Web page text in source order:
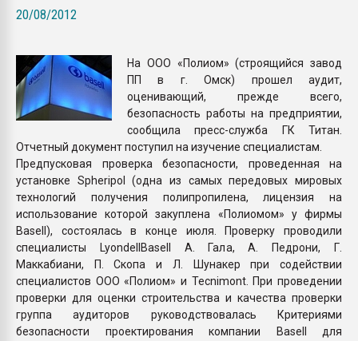
бутылок
ПЕРЕЙТИ НА
20/08/2012
На ООО «Полиом» (строящийся завод
ПП в г. Омск) прошел аудит,
оценивающий, прежде всего,
безопасность работы на предприятии,
сообщила пресс-служба ГК Титан.
Отчетный документ поступил на изучение специалистам.
Предпусковая проверка безопасности, проведенная на
установке Spheripol (одна из самых передовых мировых
технологий получения полипропилена, лицензия на
использование которой закуплена «Полиомом» у фирмы
Basell), состоялась в конце июля. Проверку проводили
специалисты LyondellBasell А. Гала, А. Педрони, Г.
Маккабиани, П. Скопа и Л. Шунакер при содействии
специалистов ООО «Полиом» и Tecnimont. При проведении
проверки для оценки строительства и качества проверки
группа аудиторов руководствовалась Критериями
безопасности проектирования компании Basell для